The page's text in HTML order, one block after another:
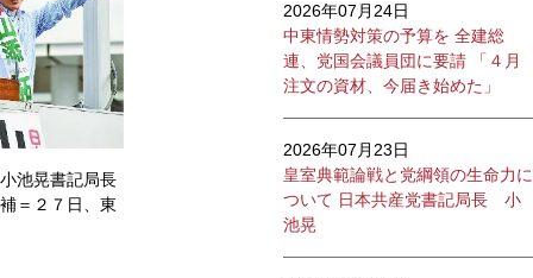
池晃書記局長
＝２７日、東
2026年07月24日
中東情勢対策の予算を 全建総
連、党国会議員団に要請 「４月
注文の資材、今届き始めた」
2026年07月23日
皇室典範論戦と党綱領の生命力に
ついて 日本共産党書記局長 小
池晃